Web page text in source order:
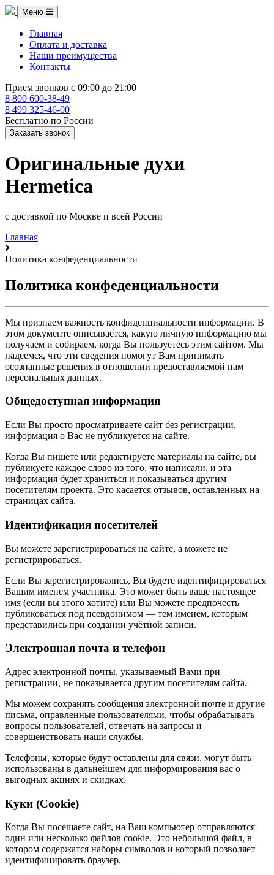
Меню
Главная
Оплата и доставка
Наши преимущества
Контакты
Прием звонков с 09:00 до 21:00
8 800 600-38-49
8 499 325-46-00
Бесплатно по России
Заказать звонок
Оригинальные духи
Hermetica
с доставкой по Москве и всей России
Главная
Политика конфеденциальности
Политика конфеденциальности
Мы признаем важность конфиденциальности информации. В
этом документе описывается, какую личную информацию мы
получаем и собираем, когда Вы пользуетесь этим сайтом. Мы
надеемся, что эти сведения помогут Вам принимать
осознанные решения в отношении предоставляемой нам
персональных данных.
Общедоступная информация
Если Вы просто просматриваете сайт без регистрации,
информация о Вас не публикуется на сайте.
Когда Вы пишете или редактируете материалы на сайте, вы
публикуете каждое слово из того, что написали, и эта
информация будет храниться и показываться другим
посетителям проекта. Это касается отзывов, оставленных на
страницах сайта.
Идентификация посетителей
Вы можете зарегистрироваться на сайте, а можете не
регистрироваться.
Если Вы зарегистрировались, Вы будете идентифицироваться
Вашим именем участника. Это может быть ваше настоящее
имя (если вы этого хотите) или Вы можете предпочесть
публиковаться под псевдонимом — тем именем, которым
представились при создании учётной записи.
Электронная почта и телефон
Адрес электронной почты, указываемый Вами при
регистрации, не показывается другим посетителям сайта.
Мы можем сохранять сообщения электронной почте и другие
письма, оправленные пользователями, чтобы обрабатывать
вопросы пользователей, отвечать на запросы и
совершенствовать наши службы.
Телефоны, которые будут оставлены для связи, могут быть
использованы в дальнейшем для информирования вас о
выгодных акциях и скидках.
Куки (Cookie)
Когда Вы посещаете сайт, на Ваш компьютер отправляются
один или несколько файлов cookie. Это небольшой файл, в
котором содержатся наборы символов и который позволяет
идентифицировать браузер.